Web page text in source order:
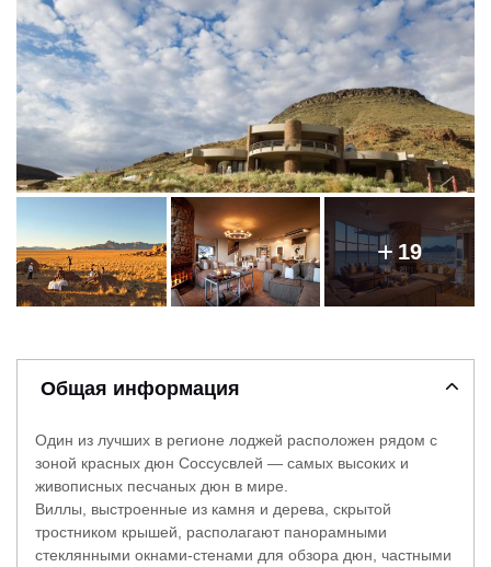
19
Общая информация
Один из лучших в регионе лоджей расположен рядом с
зоной красных дюн Соссусвлей — самых высоких и
живописных песчаных дюн в мире.
Виллы, выстроенные из камня и дерева, скрытой
тростником крышей, располагают панорамными
стеклянными окнами-стенами для обзора дюн, частными